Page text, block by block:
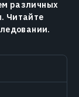
различных
Читайте